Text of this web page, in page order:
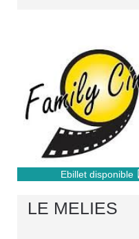
Ebillet disponible
LE MELIES